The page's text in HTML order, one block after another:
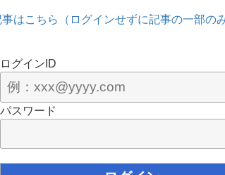
はこちら（ログインせずに記事の一部の
ログインID
パスワード